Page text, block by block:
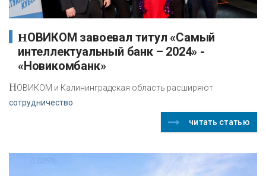
НОВИКОМ завоевал титул «Самый
интеллектуальный банк – 2024» -
«Новикомбанк»
НОВИКОМ и Калининградская область расширяют
сотрудничество
читать статью